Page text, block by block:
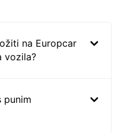
na Europcar
vozila?
punim